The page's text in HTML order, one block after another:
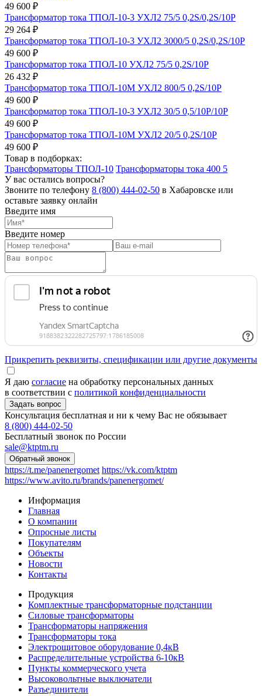
49 600 ₽
Трансформатор тока ТПОЛ-10-3 УХЛ2 75/5 0,2S/0,2S/10Р
29 264 ₽
Трансформатор тока ТПОЛ-10-3 УХЛ2 3000/5 0,2S/0,2S/10Р
49 600 ₽
Трансформатор тока ТПОЛ-10 УХЛ2 75/5 0,2S/10Р
26 432 ₽
Трансформатор тока ТПОЛ-10М УХЛ2 800/5 0,2S/10Р
49 600 ₽
Трансформатор тока ТПОЛ-10-3 УХЛ2 30/5 0,5/10Р/10Р
49 600 ₽
Трансформатор тока ТПОЛ-10М УХЛ2 20/5 0,2S/10Р
49 600 ₽
Товар в подборках:
Трансформаторы ТПОЛ-10 Трансформаторы тока 400 5
У вас остались вопросы?
Звоните по телефону 8 (800) 444-02-50 в Хабаровске или
оставьте заявку онлайн
Введите имя
Введите номер
Прикрепить реквизиты, спецификации или другие документы
Я даю согласие на обработку персональных данных
в соответствии с политикой конфиденциальности
Консультация бесплатная и ни к чему Вас не обязывает
8 (800) 444-02-50
Бесплатный звонок по России
sale@ktptm.ru
https://t.me/panenergomet https://vk.com/ktptm
https://www.avito.ru/brands/panenergomet/
Информация
Главная
О компании
Опросные листы
Покупателям
Объекты
Новости
Контакты
Продукция
Комплектные трансформаторные подстанции
Силовые трансформаторы
Трансформаторы напряжения
Трансформаторы тока
Электрощитовое оборудование 0,4кВ
Распределительные устройства 6-10кВ
Пункты коммерческого учета
Высоковольтные выключатели
Разъединители